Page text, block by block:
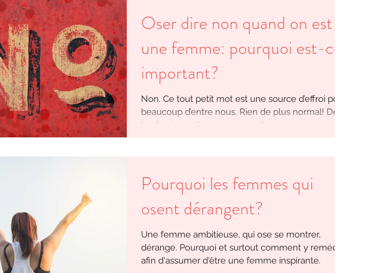
Oser dire non quand on est
une femme: pourquoi est-ce
important?
Non. Ce tout petit mot est une source d’effroi pour
beaucoup d’entre nous. Rien de plus normal! Dès
le plus jeune âge, on apprend aux...
Pourquoi les femmes qui
osent dérangent?
Une femme ambitieuse, qui ose se montrer,
dérange. Pourquoi et surtout comment y remédier
afin d'assumer d'être une femme inspirante.